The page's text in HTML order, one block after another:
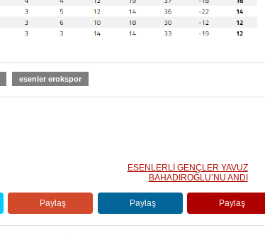
esenler erokspor
ESENLERLİ GENÇLER YAVUZ
BAHADIROĞLU’NU ANDI
Paylaş Paylaş Paylaş